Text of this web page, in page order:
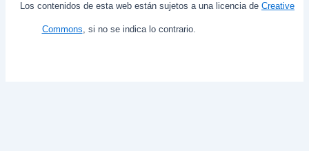
Los contenidos de esta web están sujetos a una licencia de Creative
Commons, si no se indica lo contrario.